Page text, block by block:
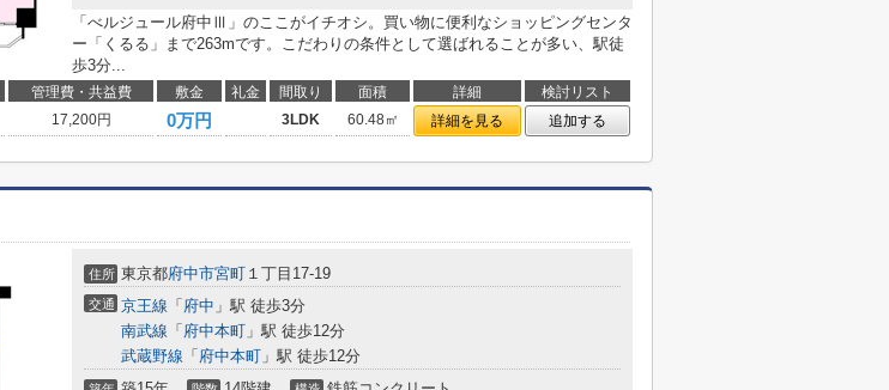
「べルジュール府中Ⅲ」のここがイチオシ。買い物に便利なショッピングセンタ
ー「くるる」まで263mです。こだわりの条件として選ばれることが多い、駅徒
歩3分...
管理費・共益費 敷金 礼金 間取り 面積 詳細
検討リスト
17,200円 0万円 3LDK 60.48㎡ 詳細を見る 追加する
住所 東京都府中市宮町 １丁目17-19
交通 京王線 「 府中 」駅 徒歩3分
南武線 「 府中本町 」駅 徒歩12分
武蔵野線 「 府中本町 」駅 徒歩12分